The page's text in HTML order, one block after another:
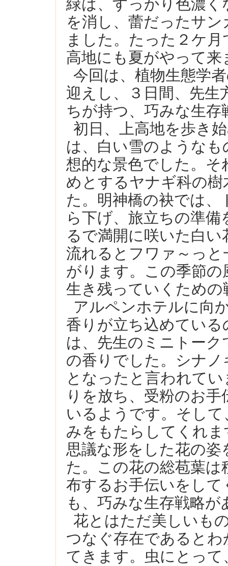
緑は、すっかり色濃
を消し、蕾だったサ
ました。たった２ケ
高地にも夏がやって来
今回は、植物生態学
迎えし、３日間、先生
ちが持つ、巧みな生
初日、上高地を歩き
は、白い雪のような
想的な景色でした。
めとするヤナギ科の
た。明神橋の袂では
ら下げ、旅立ちの準
るで満開に咲いた白
流れるとフワァ～っ
がります。この季節
生き残っていくため
アルペンホテルに向
香りが立ち込めてい
は、先生のミニトー
の香りでした。シナ
となったと言われて
りを放ち、受粉のお
いるようです。そし
みをもたらしてくれ
思議な形をした花の
た。この花の総苞葉
布するお手伝いをし
も、巧みな生存戦略
花とはただ美しいも
つなぐ存在であると
てきます。虫にとっ